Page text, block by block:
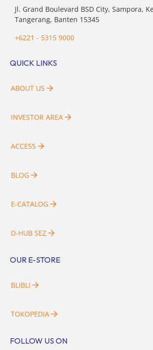
Jl. Grand Boulevard BSD City, Sampora,
Tangerang, Banten 15345
+6221 - 5315 9000
QUICK LINKS
ABOUT US
INVESTOR AREA
ACCESS
BLOG
E-CATALOG
D-HUB SEZ
OUR E-STORE
BLIBLI
TOKOPEDIA
FOLLOW US ON